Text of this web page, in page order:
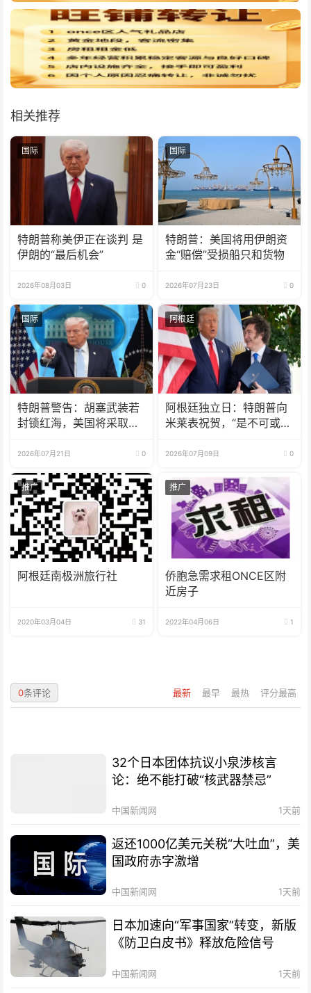
相关推荐
国际
特朗普称美伊正在谈判 是
伊朗的“最后机会”
2026年08月03日 0
国际
特朗普：美国将用伊朗资
金“赔偿”受损船只和货物
2026年07月23日 0
国际
特朗普警告：胡塞武装若
封锁红海，美国将采取行
2026年07月21日 0
阿根廷
阿根廷独立日：特朗普向
米莱表祝贺，“是不可或缺
2026年07月09日 0
推广
阿根廷南极洲旅行社
2020年03月04日 31
推广
侨胞急需求租ONCE区附
近房子
2022年04月06日 1
最新 最早 最热 评分最高
0条评论
32个日本团体抗议小泉涉核言
论：绝不能打破“核武器禁忌”
中国新闻网 1天前
返还1000亿美元关税“大吐血”，美
国政府赤字激增
中国新闻网 1天前
日本加速向“军事国家”转变，新版
《防卫白皮书》释放危险信号
中国新闻网 1天前